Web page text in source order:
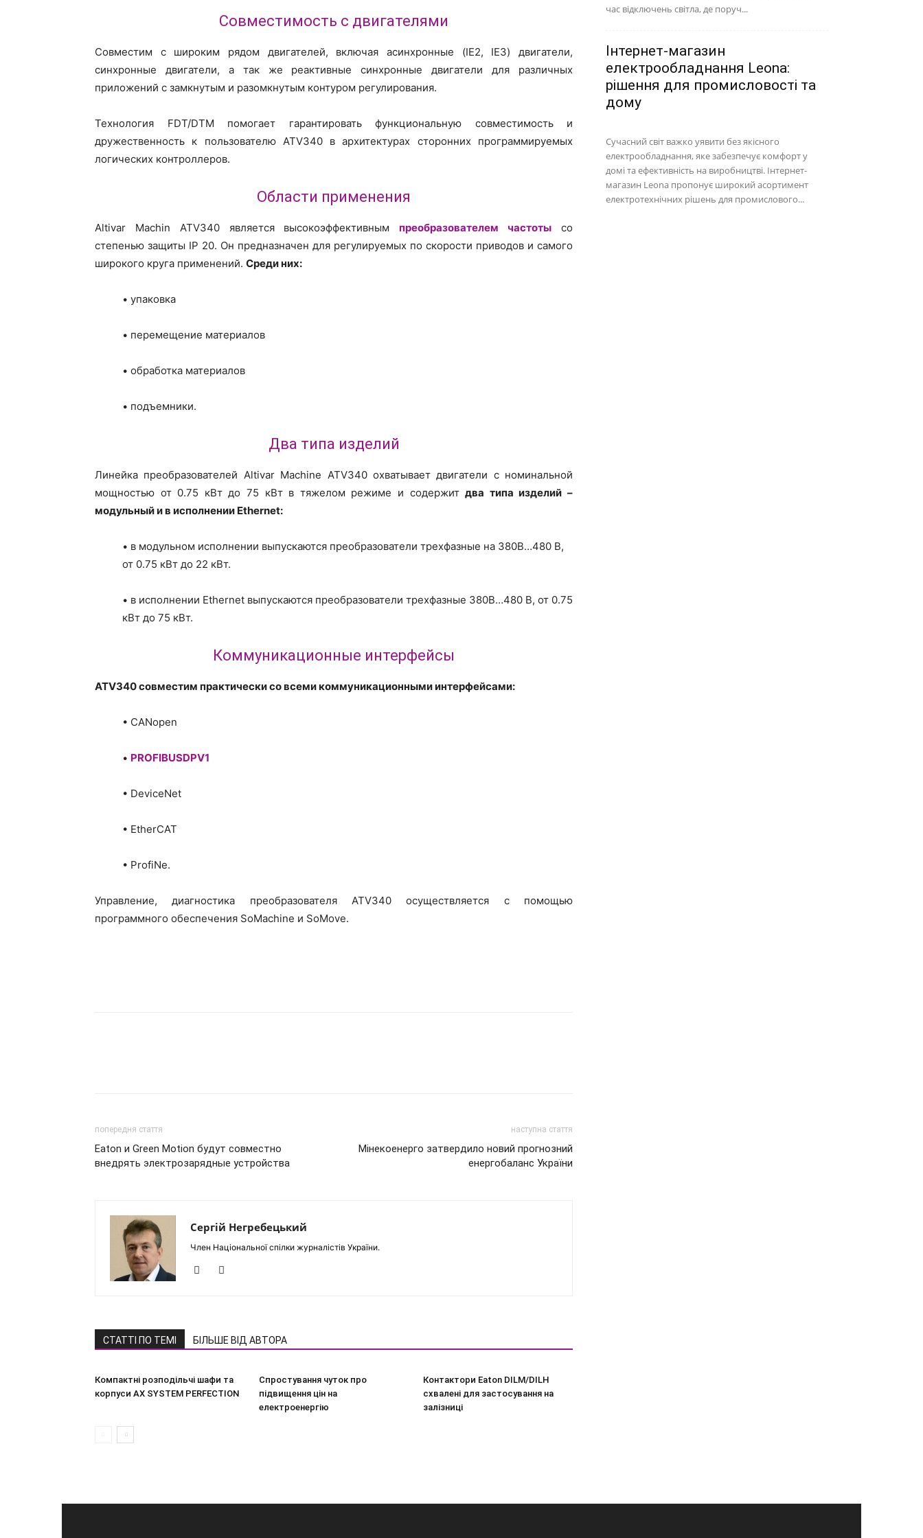
Совместимость с двигателями
Совместим с широким рядом двигателей, включая асинхронные (IE2, IE3) двигатели,
синхронные двигатели, а так же реактивные синхронные двигатели для различных
приложений с замкнутым и разомкнутым контуром регулирования.
Технология FDT/DTM помогает гарантировать функциональную совместимость и
дружественность к пользователю ATV340 в архитектурах сторонних программируемых
логических контроллеров.
Области применения
Altivar Machin ATV340 является высокоэффективнымпреобразователем частоты со
степенью защиты IP 20. Он предназначен для регулируемых по скорости приводов и самого
широкого круга применений. Среди них:
• упаковка
• перемещение материалов
• обработка материалов
• подъемники.
Два типа изделий
Линейка преобразователей Altivar Machine ATV340 охватывает двигатели с номинальной
мощностью от 0.75 кВт до 75 кВт в тяжелом режиме и содержитдва типа изделий –
модульный и в исполнении Ethernet:
• в модульном исполнении выпускаются преобразователи трехфазные на 380В…480 В,
от 0.75 кВт до 22 кВт.
• в исполнении Ethernet выпускаются преобразователи трехфазные 380В…480 В, от 0.75
кВт до 75 кВт.
Коммуникационные интерфейсы
ATV340 совместим практически со всеми коммуникационными интерфейсами:
• CANopen
• PROFIBUSDPV1
• DeviceNet
• EtherCAT
• ProfiNe.
Управление, диагностика преобразователя ATV340 осуществляется с помощью
программного обеспечения SoMachine и SoMove.
попередня стаття
Eaton и Green Motion будут совместно
внедрять электрозарядные устройства
наступна стаття
Мінекоенерго затвердило новий прогнозний
енергобаланс України
Сергій Негребецький
Член Національної спілки журналістів України.
СТАТТІ ПО ТЕМІ БІЛЬШЕ ВІД АВТОРА
Компактні розподільчі шафи та
корпуси AX SYSTEM PERFECTION
Спростування чуток про
підвищення цін на
електроенергію
Контактори Eaton DILM/DILH
схвалені для застосування на
залізниці
час відключень світла, де поруч...
Інтернет-магазин
електрообладнання Leona:
рішення для промисловості та
дому
Сучасний світ важко уявити без якісного
електрообладнання, яке забезпечує комфорт у
домі та ефективність на виробництві. Інтернет-
магазин Leona пропонує широкий асортимент
електротехнічних рішень для промислового...